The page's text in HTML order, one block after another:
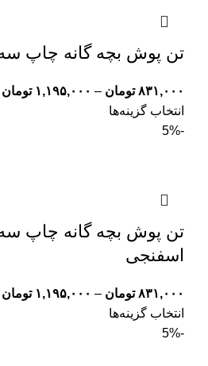
تن پوش بچه گانه چاپ
۸۳۱,۰۰۰ تومان – ۱,۱۹۵,۰۰۰ تومان
انتخاب گزینه‌ها
-5%
تن پوش بچه گانه چاپ
اسفنجی
۸۳۱,۰۰۰ تومان – ۱,۱۹۵,۰۰۰ تومان
انتخاب گزینه‌ها
-5%